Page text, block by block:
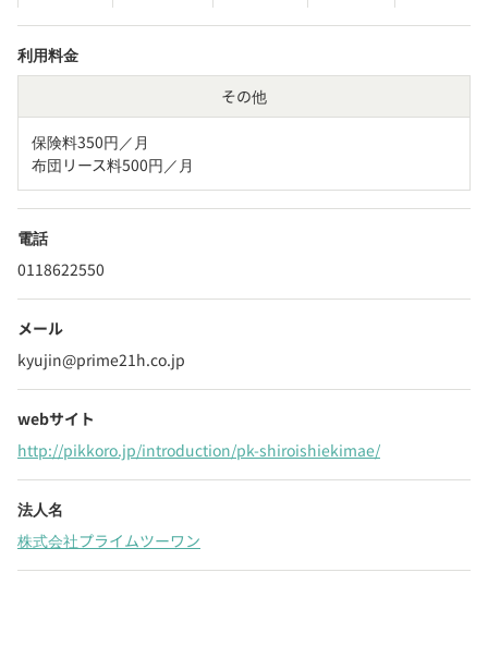
利用料金
その他
保険料350円／月
布団リース料500円／月
電話
0118622550
メール
kyujin@prime21h.co.jp
webサイト
http://pikkoro.jp/introduction/pk-shiroishiekimae/
法人名
株式会社プライムツーワン